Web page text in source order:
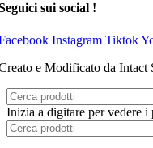
sui social !
Instagram Tiktok
e Modificato da
Inizia a digitare per vedere i